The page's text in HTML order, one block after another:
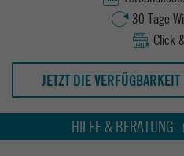
30 Tage
Click
JETZT DIE
HILFE &